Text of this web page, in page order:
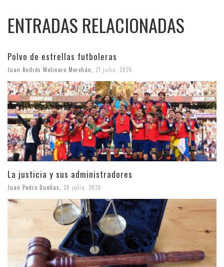
ENTRADAS RELACIONADAS
Polvo de estrellas futboleras
Juan Andrés Molinero Merchán 21 julio, 2026
La justicia y sus administradores
Juan Pedro Dueñas 20 julio, 2026